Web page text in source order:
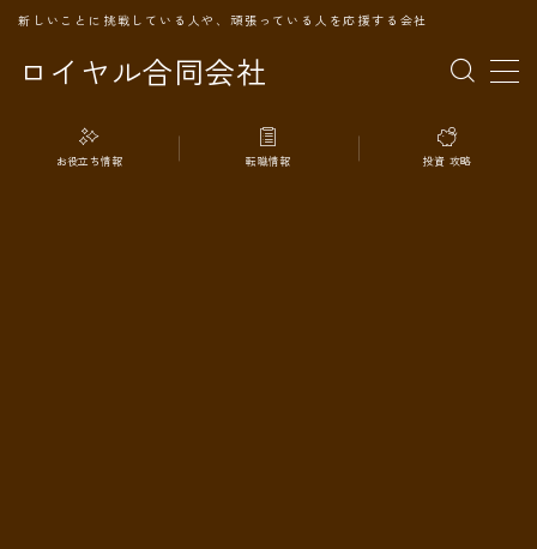
ロイヤル合同会社
新しいことに挑戦している人や、頑張っている人を応援する会社
MENU
TOPページ
お役立ち情報 転職情報 投資 攻略